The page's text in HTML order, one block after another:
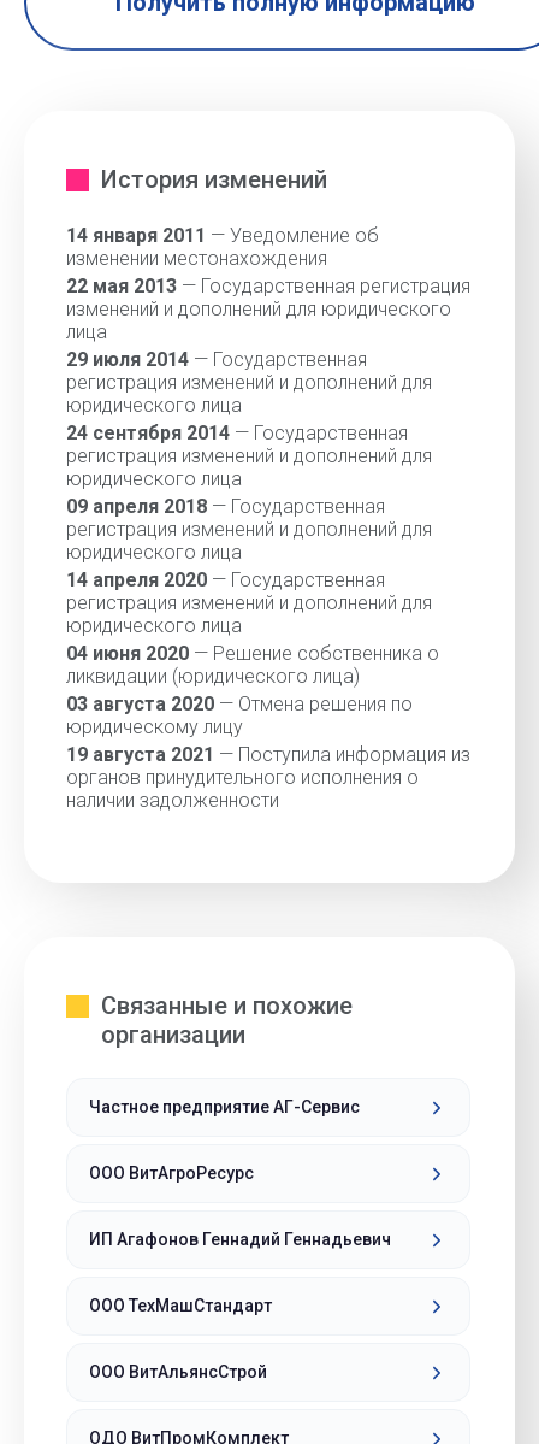
История изменений
14 января 2011 — Уведомление об
изменении местонахождения
22 мая 2013 — Государственная регистрация
изменений и дополнений для юридического
лица
29 июля 2014 — Государственная
регистрация изменений и дополнений для
юридического лица
24 сентября 2014 — Государственная
регистрация изменений и дополнений для
юридического лица
09 апреля 2018 — Государственная
регистрация изменений и дополнений для
юридического лица
14 апреля 2020 — Государственная
регистрация изменений и дополнений для
юридического лица
04 июня 2020 — Решение собственника о
ликвидации (юридического лица)
03 августа 2020 — Отмена решения по
юридическому лицу
19 августа 2021 — Поступила информация из
органов принудительного исполнения о
наличии задолженности
Связанные и похожие
организации
Частное предприятие АГ-Сервис
ООО ВитАгроРесурс
ИП Агафонов Геннадий Геннадьевич
ООО ТехМашСтандарт
ООО ВитАльянсСтрой
ОДО ВитПромКомплект